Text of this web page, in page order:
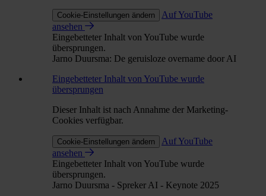
Cookie-Einstellungen ändern
Auf YouTube
ansehen
Eingebetteter Inhalt von YouTube wurde
übersprungen.
Jarno Duursma: De geruisloze overname door AI
Eingebetteter Inhalt von YouTube wurde
übersprungen
Dieser Inhalt ist nach Annahme der Marketing-
Cookies verfügbar.
Cookie-Einstellungen ändern
Auf YouTube
ansehen
Eingebetteter Inhalt von YouTube wurde
übersprungen.
Jarno Duursma - Spreker AI - Keynote 2025